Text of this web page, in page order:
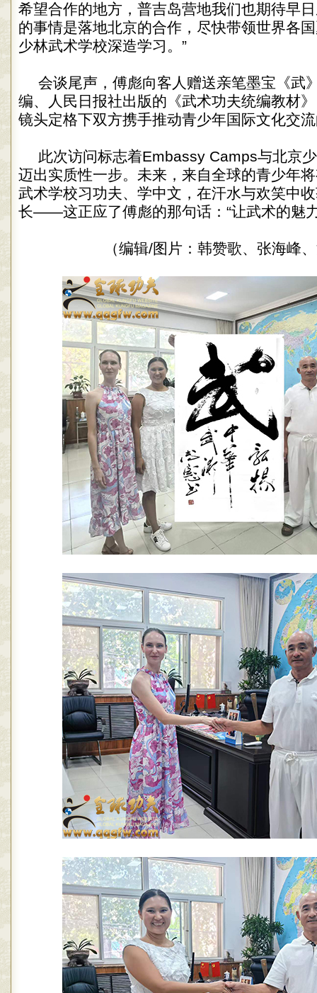
希望合作的地方，普吉岛营地我们也期待早
的事情是落地北京的合作，尽快带领世界各
少林武术学校深造学习。”
会谈尾声，傅彪向客人赠送亲笔墨宝《武
编、人民日报社出版的《武术功夫统编教材
镜头定格下双方携手推动青少年国际文化交
此次访问标志着Embassy Camps与北京
迈出实质性一步。未来，来自全球的青少年
武术学校习功夫、学中文，在汗水与欢笑中
长——这正应了傅彪的那句话：“让武术的魅
（编辑/图片：韩赞歌、张海峰